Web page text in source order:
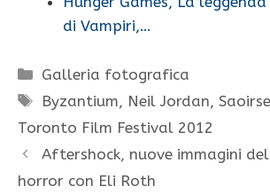
di Vampiri,…
Categorie
Galleria fotografica
Tag
Byzantium, Neil Jordan,
Toronto Film Festival 2012
Aftershock, nuove immagini
horror con Eli Roth